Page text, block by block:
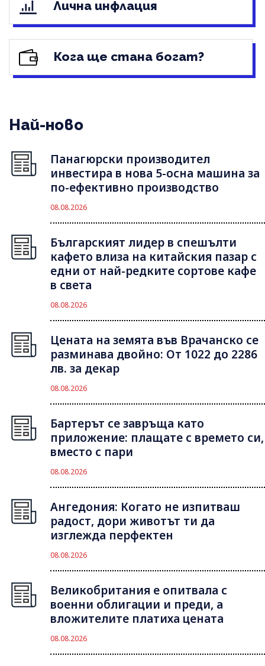
Лична инфлация
Кога ще стана богат?
Най-ново
Панагюрски производител
инвестира в нова 5-осна машина за
по-ефективно производство
08.08.2026
Българският лидер в спешълти
кафето влиза на китайския пазар с
едни от най-редките сортове кафе
в света
08.08.2026
Цената на земята във Врачанско се
разминава двойно: От 1022 до 2286
лв. за декар
08.08.2026
Бартерът се завръща като
приложение: плащате с времето си,
вместо с пари
08.08.2026
Ангедония: Когато не изпитваш
радост, дори животът ти да
изглежда перфектен
08.08.2026
Великобритания е опитвала с
военни облигации и преди, а
вложителите платиха цената
08.08.2026